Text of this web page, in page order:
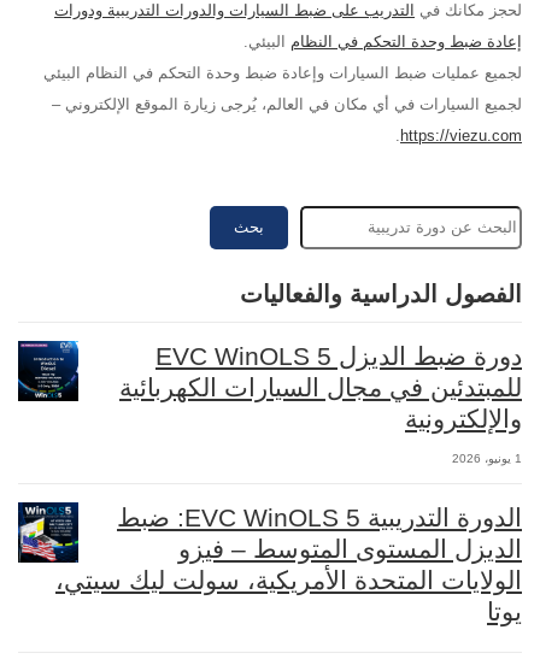
لحجز مكانك في
التدريب على ضبط السيارات والدورات التدريبية ودورات
إعادة ضبط وحدة التحكم في النظام البيئي.
لجميع عمليات ضبط السيارات وإعادة ضبط وحدة التحكم في النظام البيئي
لجميع السيارات في أي مكان في العالم، يُرجى زيارة الموقع الإلكتروني –
https://viezu.com
.
بحث
الفصول الدراسية والفعاليات
دورة ضبط الديزل EVC WinOLS 5
للمبتدئين في مجال السيارات الكهربائية
والإلكترونية
1 يونيو، 2026
الدورة التدريبية EVC WinOLS 5: ضبط
الديزل المستوى المتوسط – فيزو
الولايات المتحدة الأمريكية، سولت ليك سيتي،
يوتا